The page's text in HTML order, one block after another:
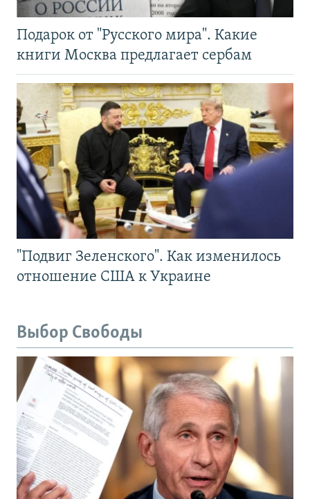
Подарок от "Русского мира". Какие
книги Москва предлагает сербам
"Подвиг Зеленского". Как изменилось
отношение США к Украине
Выбор Свободы